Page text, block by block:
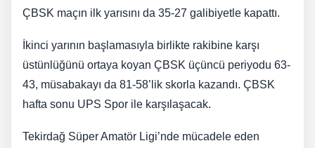
ÇBSK maçın ilk yarısını da 35-27 galibiyetle kapattı.
İkinci yarının başlamasıyla birlikte rakibine karşı
üstünlüğünü ortaya koyan ÇBSK üçüncü periyodu 63-
43, müsabakayı da 81-58’lik skorla kazandı. ÇBSK
hafta sonu UPS Spor ile karşılaşacak.
Tekirdağ Süper Amatör Ligi’nde mücadele eden